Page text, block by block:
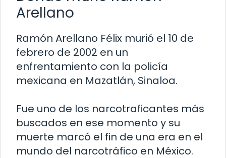
Arellano
Ramón Arellano Félix murió el 10 de
febrero de 2002 en un
enfrentamiento con la policía
mexicana en Mazatlán, Sinaloa.
Fue uno de los narcotraficantes más
buscados en ese momento y su
muerte marcó el fin de una era en el
mundo del narcotráfico en México.